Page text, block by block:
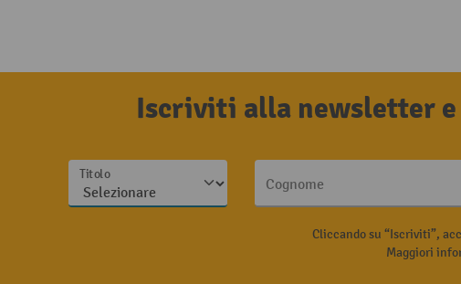
Iscriviti alla newsletter e
Titolo
Cognome
Cliccando su “Iscriviti”,
Maggiori